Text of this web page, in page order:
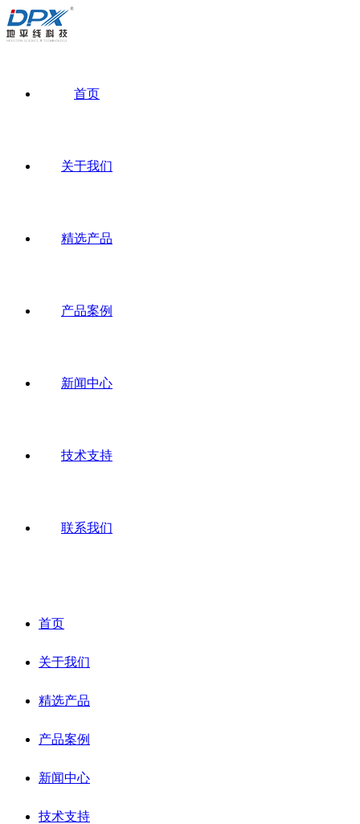
首页
关于我们
精选产品
产品案例
新闻中心
技术支持
联系我们
首页
关于我们
精选产品
产品案例
新闻中心
技术支持